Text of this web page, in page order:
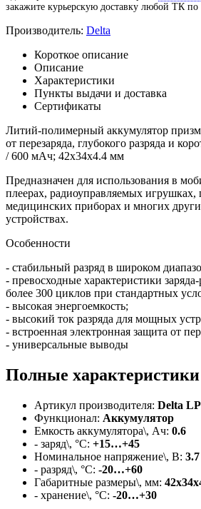
закажите курьерскую доставку любой ТК
Производитель: Delta
Короткое описание
Описание
Характеристики
Пункты выдачи и доставка
Сертификаты
Литий-полимерный аккумулятор
от перезаряда, глубокого разряда и
/ 600 мАч; 42х34х4.4 мм
Предназначен для использования в
плеерах, радиоуправляемых игрушках,
медицинских приборах и многих
устройствах.
Особенности
- стабильный разряд в широком
- превосходные характеристики
более 300 циклов при стандартных
- высокая энергоемкость;
- высокий ток разряда для мощных
- встроенная электронная защита от
- универсальные выводы
Полные характеристики
Артикул производителя: Delta
Функционал: Аккумулятор
Емкость аккумулятора\, Ач: 0.6
- заряд\, °C: +15…+45
Номинальное напряжение\, В: 3.7
- разряд\, °C: -20…+60
Габаритные размеры\, мм:
- хранение\, °C: -20…+30